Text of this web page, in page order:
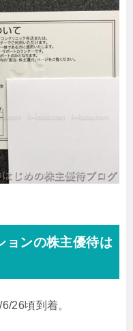
ョンの株主優待は
26頃到着。